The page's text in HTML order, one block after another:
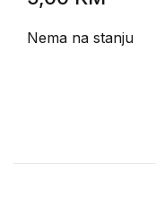
Nema na stanju